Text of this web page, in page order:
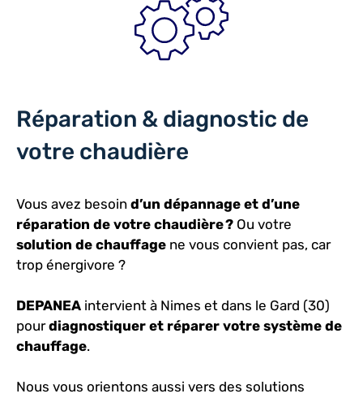
Réparation & diagnostic de
votre chaudière
Vous avez besoin d’un dépannage et d’une
réparation de votre chaudière ? Ou votre
solution de chauffage ne vous convient pas, car
trop énergivore ?
DEPANEA intervient à Nimes et dans le Gard (30)
pourdiagnostiquer et réparer votre système de
chauffage.
Nous vous orientons aussi vers des solutions